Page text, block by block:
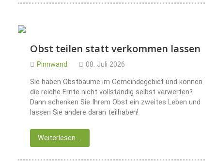
Obst teilen statt verkommen lassen
Pinnwand 08. Juli 2026
Sie haben Obstbäume im Gemeindegebiet und können
die reiche Ernte nicht vollständig selbst verwerten?
Dann schenken Sie Ihrem Obst ein zweites Leben und
lassen Sie andere daran teilhaben!
Weiterlesen …